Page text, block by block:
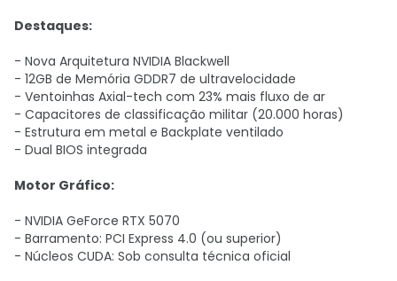
Destaques:
- Nova Arquitetura NVIDIA Blackwell
- 12GB de Memória GDDR7 de ultravelocidade
- Ventoinhas Axial-tech com 23% mais fluxo de ar
- Capacitores de classificação militar (20.000 horas)
- Estrutura em metal e Backplate ventilado
- Dual BIOS integrada
Motor Gráfico:
- NVIDIA GeForce RTX 5070
- Barramento: PCI Express 4.0 (ou superior)
- Núcleos CUDA: Sob consulta técnica oficial